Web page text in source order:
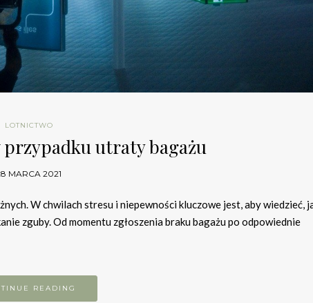
LOTNICTWO
przypadku utraty bagażu
MARCA 2021
W chwilach stresu i niepewności kluczowe jest, aby wiedzieć,
zguby. Od momentu zgłoszenia braku bagażu po odpowiednie
READING